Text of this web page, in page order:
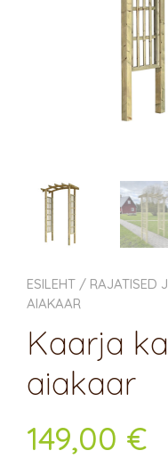
ESILEHT / RAJATISED
AIAKAAR
Kaarja
aiakaar
149,00 €